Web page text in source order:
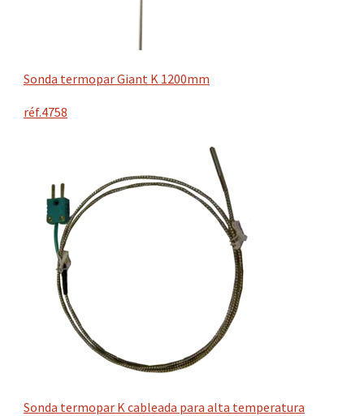
Sonda termopar Giant K 1200mm
réf.4758
Sonda termopar K cableada para alta temperatura